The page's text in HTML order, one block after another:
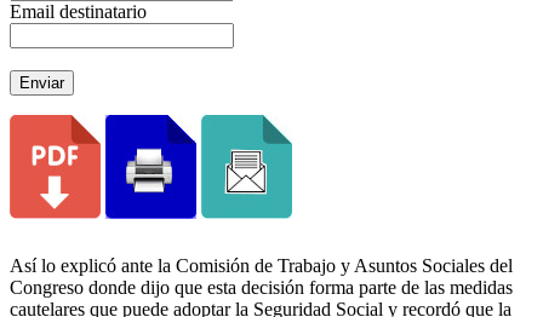
Email destinatario
Enviar
Así lo explicó ante la Comisión de Trabajo y Asuntos Sociales del
Congreso donde dijo que esta decisión forma parte de las medidas
cautelares que puede adoptar la Seguridad Social y recordó que la